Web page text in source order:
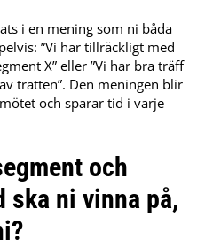
i en mening som ni båda
”Vi har tillräckligt med
X” eller ”Vi har bra träff
tratten”. Den meningen blir
och sparar tid i varje
och
ska ni vinna på,